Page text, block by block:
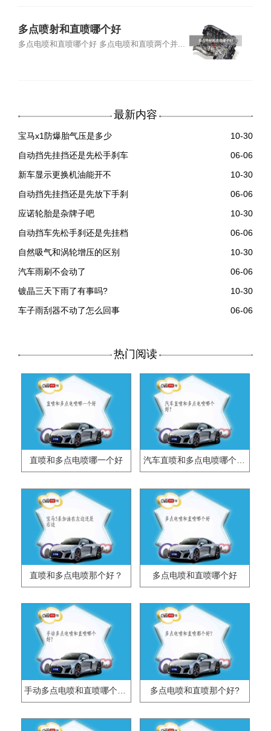
多点喷射和直喷哪个好
多点电喷和直喷哪个好 多点电喷和直喷两个并...
最新内容
宝马x1防爆胎气压是多少
10-30
自动挡先挂挡还是先松手刹车
06-06
新车显示更换机油能开不
10-30
自动挡先挂挡还是先放下手刹
06-06
应诺轮胎是杂牌子吧
10-30
自动挡车先松手刹还是先挂档
06-06
自然吸气和涡轮增压的区别
10-30
汽车雨刷不会动了
06-06
镀晶三天下雨了有事吗?
10-30
车子雨刮器不动了怎么回事
06-06
热门阅读
直喷和多点电喷哪一个好
直喷和多点电喷那个好？ 多点电喷和直喷哪个好
多点电喷和直喷那个好?